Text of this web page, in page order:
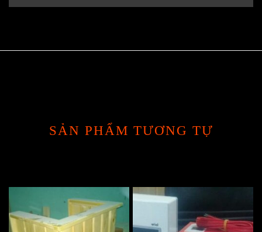
SẢN PHẨM TƯƠNG TỰ